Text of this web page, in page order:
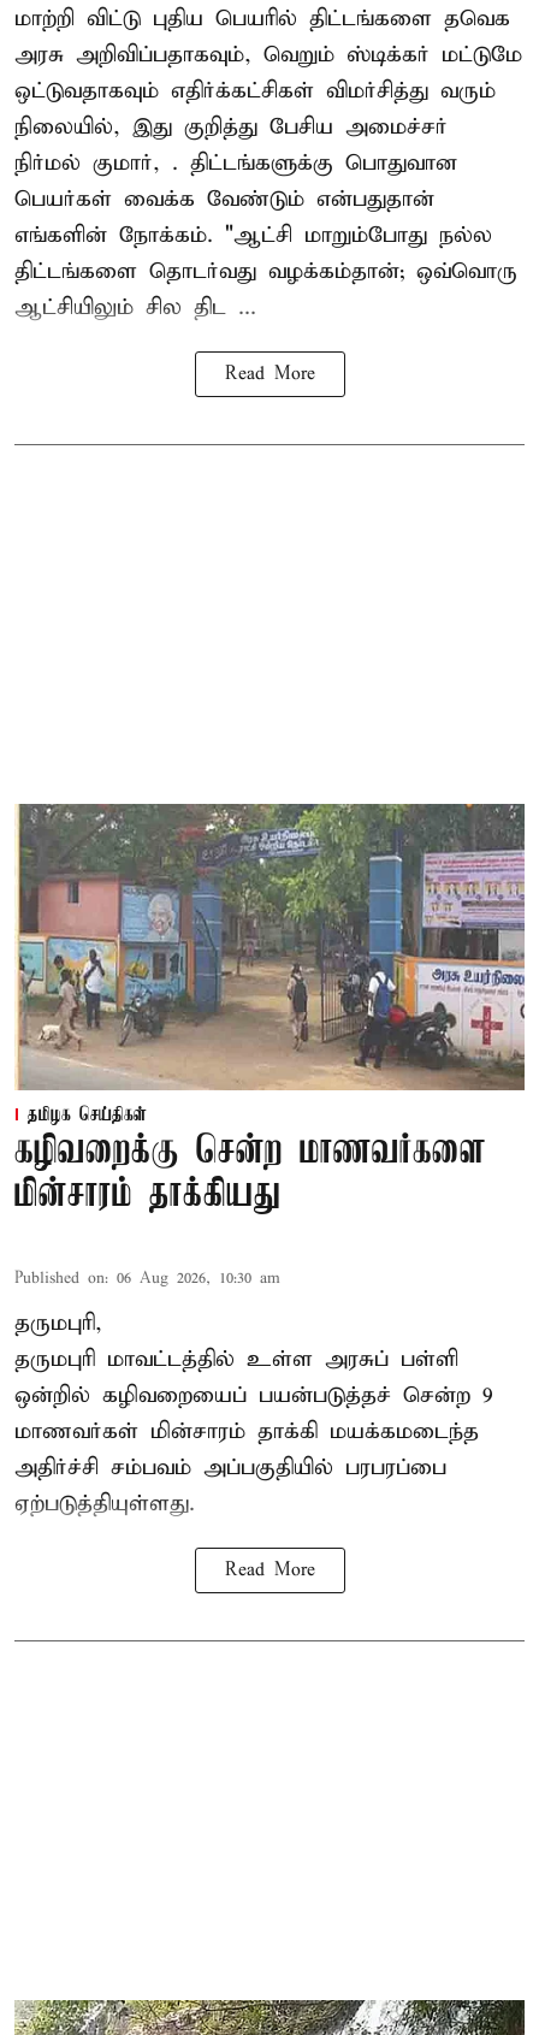
மாற்றி விட்டு புதிய பெயரில் திட்டங்களை தவெக
அரசு அறிவிப்பதாகவும், வெறும் ஸ்டிக்கர் மட்டுமே
ஒட்டுவதாகவும் எதிர்க்கட்சிகள் விமர்சித்து வரும்
நிலையில், இது குறித்து பேசிய அமைச்சர்
நிர்மல் குமார், . திட்டங்களுக்கு பொதுவான
பெயர்கள் வைக்க வேண்டும் என்பதுதான்
எங்களின் நோக்கம். "ஆட்சி மாறும்போது நல்ல
திட்டங்களை தொடர்வது வழக்கம்தான்; ஒவ்வொரு
ஆட்சியிலும் சில திட ...
Read More
தமிழக செய்திகள்
கழிவறைக்கு சென்ற மாணவர்களை
மின்சாரம் தாக்கியது
Published on: 06 Aug 2026, 10:30 am
தருமபுரி,
தருமபுரி மாவட்டத்தில் உள்ள அரசுப் பள்ளி
ஒன்றில் கழிவறையைப் பயன்படுத்தச் சென்ற 9
மாணவர்கள் மின்சாரம் தாக்கி மயக்கமடைந்த
அதிர்ச்சி சம்பவம் அப்பகுதியில் பரபரப்பை
ஏற்படுத்தியுள்ளது.
Read More